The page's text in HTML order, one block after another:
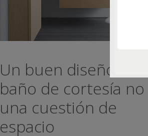
Un buen diseño del
baño de cortesía no
una cuestión de
espacio